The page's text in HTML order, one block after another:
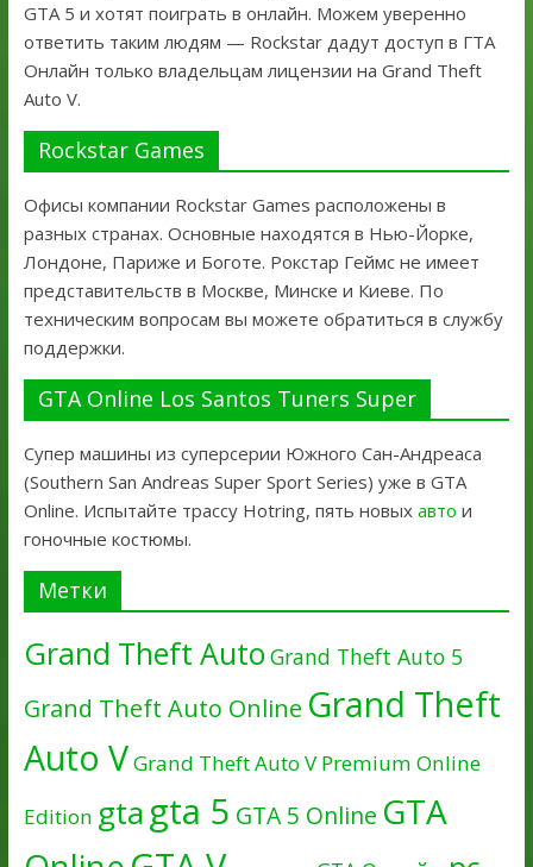
GTA 5 и хотят поиграть в онлайн. Можем уверенно
ответить таким людям — Rockstar дадут доступ в ГТА
Онлайн только владельцам лицензии на Grand Theft
Auto V.
Rockstar Games
Офисы компании Rockstar Games расположены в
разных странах. Основные находятся в Нью-Йорке,
Лондоне, Париже и Боготе. Рокстар Геймс не имеет
представительств в Москве, Минске и Киеве. По
техническим вопросам вы можете обратиться в службу
поддержки.
GTA Online Los Santos Tuners Super
Супер машины из суперсерии Южного Сан-Андреаса
(Southern San Andreas Super Sport Series) уже в GTA
Online. Испытайте трассу Hotring, пять новых авто и
гоночные костюмы.
Метки
Grand Theft Auto Grand Theft Auto 5
Grand Theft Auto Online Grand Theft
Auto VGrand Theft Auto V Premium Online
Edition gtagta 5 GTA 5 Online GTA